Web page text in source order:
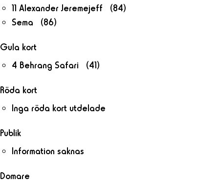
11 Alexander Jeremejeff (84)
Sema (86)
Gula kort
4 Behrang Safari (41)
Röda kort
Inga röda kort utdelade
Publik
Information saknas
Domare